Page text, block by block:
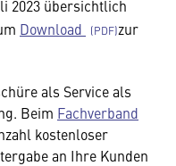
2023 übersichtlich
Download
zur
als Service als
Beim Fachverband
kostenloser
an Ihre Kunden